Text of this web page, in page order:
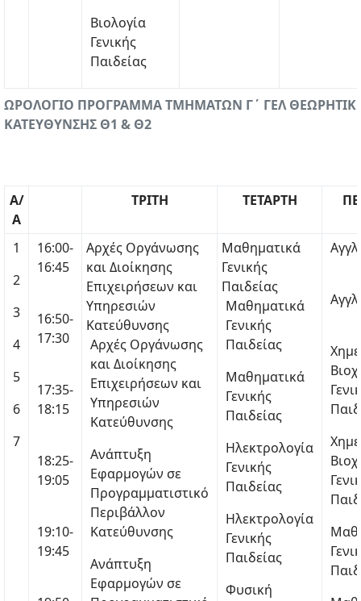
ΩΡΟΛΟΓΙΟ ΠΡΟΓΡΑΜΜΑ ΤΜΗΜΑΤΩΝ Γ΄ ΓΕΛ
ΚΑΤΕΥΘΥΝΣΗΣ Θ1 & Θ2
Βιολογία
Γενικής
Παιδείας
Α/
Α
ΤΡΙΤΗ ΤΕΤΑΡΤΗ
1
2
3
4
5
6
7
16:00-
16:45
16:50-
17:30
17:35-
18:15
18:25-
19:05
19:10-
19:45
Αρχές Οργάνωσης
και Διοίκησης
Επιχειρήσεων και
Υπηρεσιών
Κατεύθυνσης
Αρχές Οργάνωσης
και Διοίκησης
Επιχειρήσεων και
Υπηρεσιών
Κατεύθυνσης
Ανάπτυξη
Εφαρμογών σε
Προγραμματιστικό
Περιβάλλον
Κατεύθυνσης
Ανάπτυξη
Εφαρμογών σε
Μαθηματικά
Γενικής
Παιδείας
Μαθηματικά
Γενικής
Παιδείας
Μαθηματικά
Γενικής
Παιδείας
Ηλεκτρολογία
Γενικής
Παιδείας
Ηλεκτρολογία
Γενικής
Παιδείας
Φυσική